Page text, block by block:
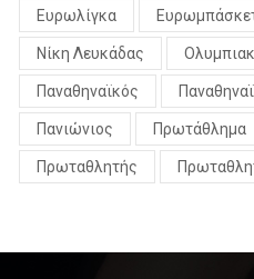
Ευρωλίγκα
Νίκη Λευκάδας
Παναθηναϊκός
Πανιώνιος Πρωτάθλημα
Πρωταθλητής